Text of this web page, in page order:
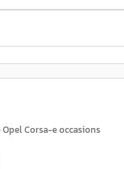
OpelCorsa-eoccasions